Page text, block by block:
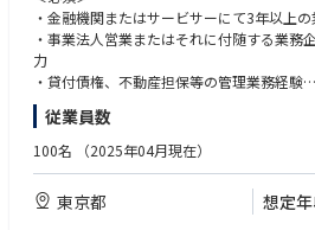
・金融機関またはサービサーにて3年以
・事業法人営業またはそれに付随する業務
力
・貸付債権、不動産担保等の管理業務経験
＜歓迎＞
・不良債権の管理回収または買取業務の経験
・不良債権に関する大量のデータからの分析
従業員数
100名 （2025年04月現在）
東京都 想定